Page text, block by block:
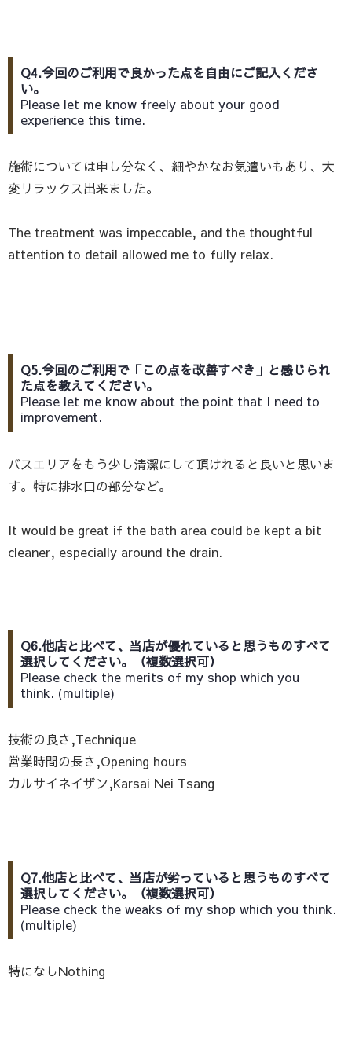
Q4.今回のご利用で良かった点を自由にご記入くださ
い。
Please let me know freely about your good
experience this time.
施術については申し分なく、細やかなお気遣いもあり、大
変リラックス出来ました。
The treatment was impeccable, and the thoughtful
attention to detail allowed me to fully relax.
Q5.今回のご利用で「この点を改善すべき」と感じられ
た点を教えてください。
Please let me know about the point that I need to
improvement.
バスエリアをもう少し清潔にして頂けれると良いと思いま
す。特に排水口の部分など。
It would be great if the bath area could be kept a bit
cleaner, especially around the drain.
Q6.他店と比べて、当店が優れていると思うものすべて
選択してください。（複数選択可）
Please check the merits of my shop which you
think. (multiple)
技術の良さ,Technique
営業時間の長さ,Opening hours
カルサイネイザン,Karsai Nei Tsang
Q7.他店と比べて、当店が劣っていると思うものすべて
選択してください。（複数選択可）
Please check the weaks of my shop which you think.
(multiple)
特になしNothing